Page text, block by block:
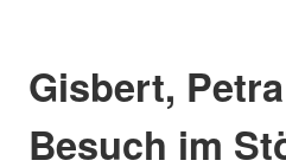
Gisbert,
Besuch im